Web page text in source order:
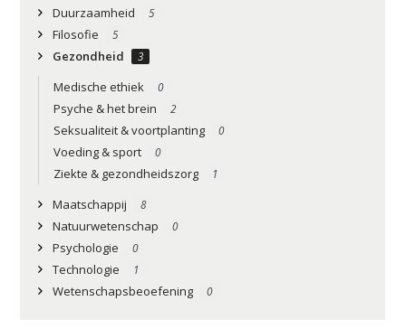
Duurzaamheid 5
Filosofie 5
Gezondheid 3
Medische ethiek 0
Psyche & het brein 2
Seksualiteit & voortplanting 0
Voeding & sport 0
Ziekte & gezondheidszorg 1
Maatschappij 8
Natuurwetenschap 0
Psychologie 0
Technologie 1
Wetenschapsbeoefening 0